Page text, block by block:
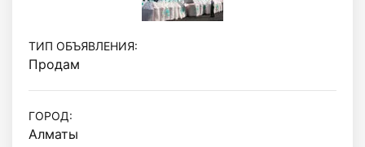
ТИП ОБЪЯВЛЕНИЯ:
Продам
ГОРОД:
Алматы